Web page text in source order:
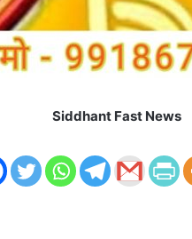
Siddhant Fast News